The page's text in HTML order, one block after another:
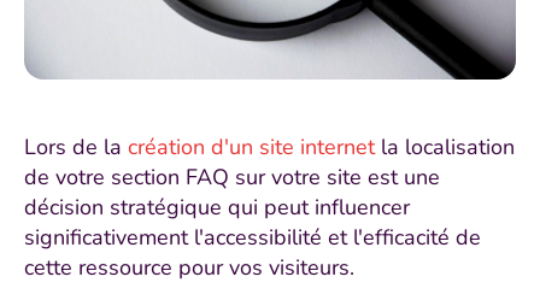
Lors de la création d'un site internetla localisation
de votre section FAQ sur votre site est une
décision stratégique qui peut influencer
significativement l'accessibilité et l'efficacité de
cette ressource pour vos visiteurs.